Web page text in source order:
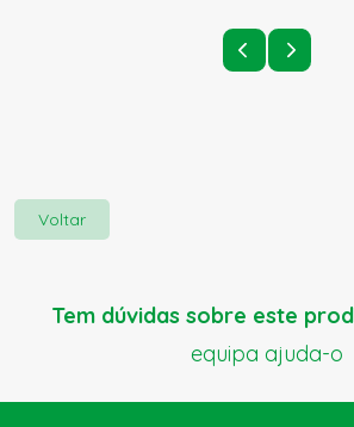
Voltar
Tem dúvidas sobre este
equipa ajuda-o